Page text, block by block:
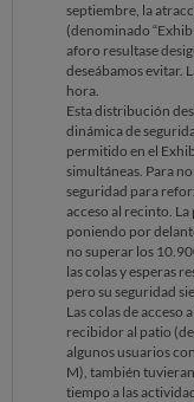
septiembre, la
(denominado
aforo resultase
deseábamos evitar.
hora.
Esta distribución
dinámica de
permitido en el
simultáneas. Para
seguridad para
acceso al recinto.
poniendo por
no superar los
las colas y esperas
pero su seguridad
Las colas de
recibidor al patio
algunos usuarios
M), también
tiempo a las